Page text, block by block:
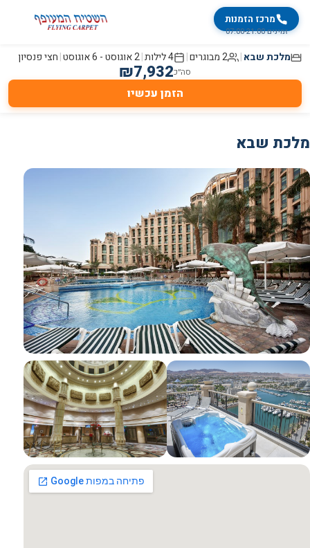
מרכז הזמנות
זמינים 07:00-21:00
מלכת שבא| 2 מבוגרים |
4לילות|2 אוגוסט - 6 אוגוסט |חצי פנסיון
סה״כ ₪7,932
הזמן עכשיו
מלכת שבא
כל התמונות